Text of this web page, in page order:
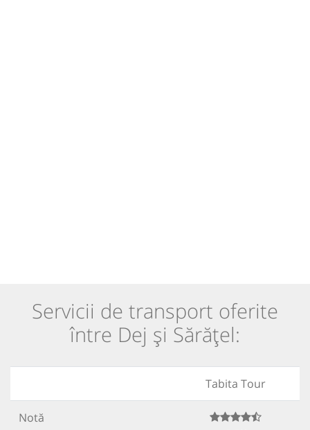
Servicii de transport oferite
între Dej și Sărățel:
Tabita Tour
Notă